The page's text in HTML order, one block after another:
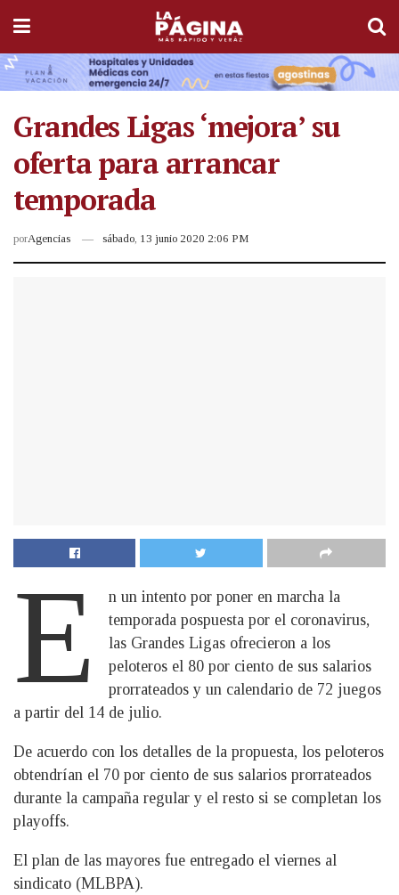
Grandes Ligas ‘mejora’ su
oferta para arrancar
temporada
porAgencias sábado, 13 junio 2020 2:06 PM
E
n un intento por poner en marcha la
temporada pospuesta por el coronavirus,
las Grandes Ligas ofrecieron a los
peloteros el 80 por ciento de sus salarios
prorrateados y un calendario de 72 juegos
a partir del 14 de julio.
De acuerdo con los detalles de la propuesta, los peloteros
obtendrían el 70 por ciento de sus salarios prorrateados
durante la campaña regular y el resto si se completan los
playoffs.
El plan de las mayores fue entregado el viernes al
sindicato (MLBPA).